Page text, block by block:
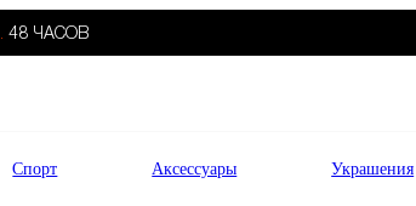
48 ЧАСОВ
Спорт Аксессуары Украшения